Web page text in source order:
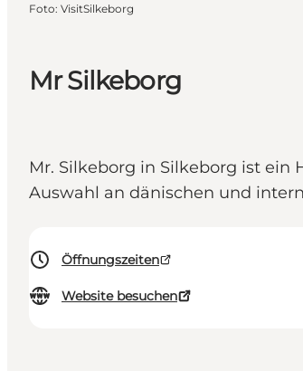
Mr Silkeborg
Mr. Silkeborg in Silkeborg ist
Auswahl an dänischen und
Öffnungszeiten
Website besuchen
Foto: VisitSilkeborg